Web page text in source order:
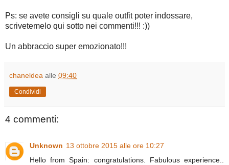
Ps: se avete consigli su quale outfit poter indossare,
scrivetemelo qui sotto nei commenti!!! :))
Un abbraccio super emozionato!!!
chaneldea alle 09:40
Condividi
4 commenti:
Unknown 13 ottobre 2015 alle ore 10:27
Hello from Spain: congratulations. Fabulous experience..